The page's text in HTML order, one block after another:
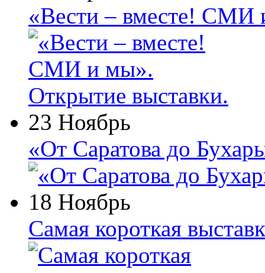
«Вести – вместе! СМИ
23 Ноябрь
«От Саратова до
18 Ноябрь
Самая короткая